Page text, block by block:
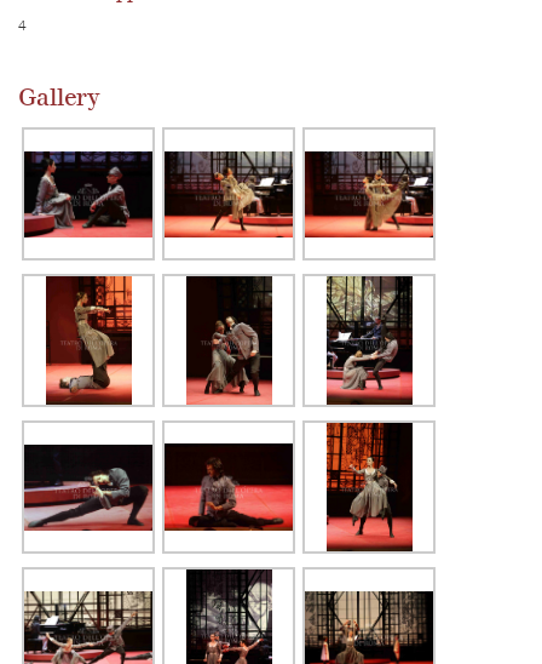
4
Gallery